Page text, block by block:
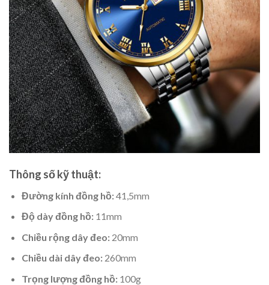
Thông số kỹ thuật:
Đường kính đồng hồ:41,5mm
Độ dày đồng hồ:11mm
Chiều rộng dây đeo:20mm
Chiều dài dây đeo:260mm
Trọng lượng đồng hồ:100g